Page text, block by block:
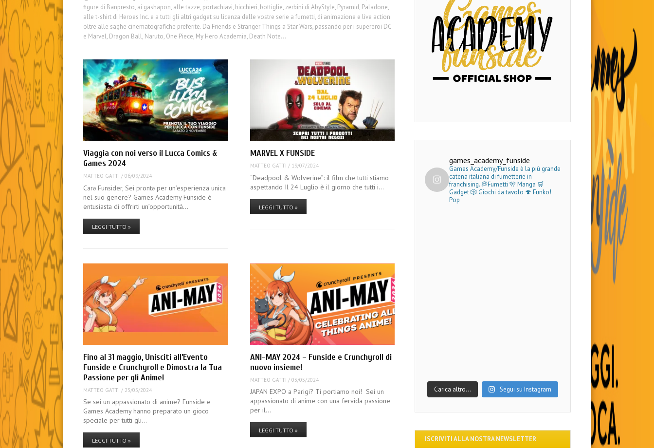
figure di Banpresto, ai gashapon, alle tazze, portachiavi, bicchieri, bottiglie, zerbini di AbyStyle, Pyramid, Paladone,
alle t-shirt di Heroes Inc. e a tutti gli altri gadget su licenza delle vostre serie a fumetti, di animazione e live action
oltre alle saghe cinematografiche preferite. Da Friends e Stranger Things a Star Wars, passando per i supereroi DC
e Marvel, Dragon Ball, Naruto, One Piece, My Hero Academia, Death Note…
Viaggia con noi verso il Lucca Comics &
Games 2024
MATTEO GATTI /06/09/2024
Carə Funsider, Sei prontə per un’esperienza unica
nel suo genere? Games Academy Funside è
entusiasta di offrirti un’opportunità…
LEGGI TUTTO »
MARVEL X FUNSIDE
MATTEO GATTI / 19/07/2024
“Deadpool & Wolverine”: il film che tutti stiamo
aspettando Il 24 Luglio è il giorno che tutti i…
LEGGI TUTTO »
Fino al 31 maggio, Unisciti all’Evento
Funside e Crunchyroll e Dimostra la Tua
Passione per gli Anime!
MATTEO GATTI / 23/05/2024
Se sei un appassionato di anime? Funside e
Games Academy hanno preparato un gioco
speciale per tutti gli…
LEGGI TUTTO »
ANI-MAY 2024 – Funside e Crunchyroll di
nuovo insieme!
MATTEO GATTI / 03/05/2024
JAPAN EXPO a Parigi? Ti portiamo noi! Sei un
appassionato di anime con una fervida passione
per il…
LEGGI TUTTO »
games_academy_funside
Games Academy/Funside è la più grande
catena italiana di fumetterie in
franchising.💭Fumetti 🎌 Manga 🛒
Gadget🎲 Giochi da tavolo 🍄 Funko!
Pop
Carica altro… Segui su Instagram
ISCRIVITI ALLA NOSTRA NEWSLETTER